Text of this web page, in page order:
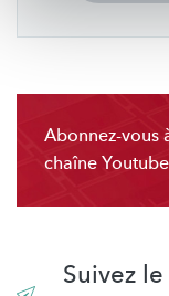
Abonnez-vous
chaîne Youtube
Suivez